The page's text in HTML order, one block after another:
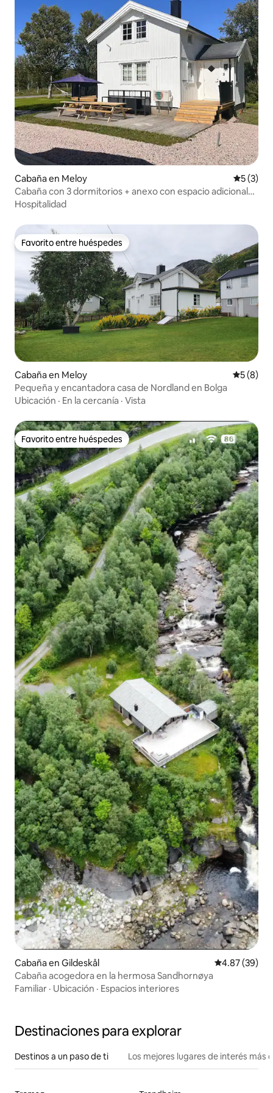
Cabaña en Meloy
5 (3)
Cabaña con 3 dormitorios + anexo con espacio adicional
para dormir
Hospitalidad
Favorito entre huéspedes
Favorito entre huéspedes
Cabaña en Meloy
5 (8)
Pequeña y encantadora casa de Nordland en Bolga
Ubicación · En la cercanía · Vista
Favorito entre huéspedes
Favorito entre huéspedes
Cabaña en Gildeskål Calificación
4.87 (39)
Cabaña acogedora en la hermosa Sandhornøya
Familiar · Ubicación · Espacios interiores
Destinaciones para explorar
Destinos a un paso de ti Los mejores lugares de interés más